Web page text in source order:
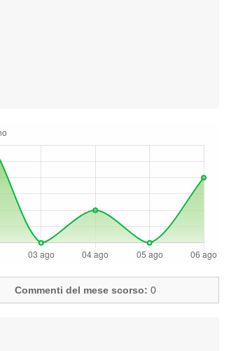
Commenti del mese scorso: 0